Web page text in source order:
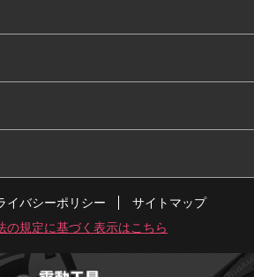
イバシーポリシー
サイトマップ
の規定に基づく表示はこちら